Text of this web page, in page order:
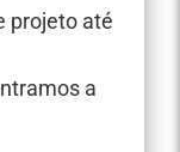
projeto até
a